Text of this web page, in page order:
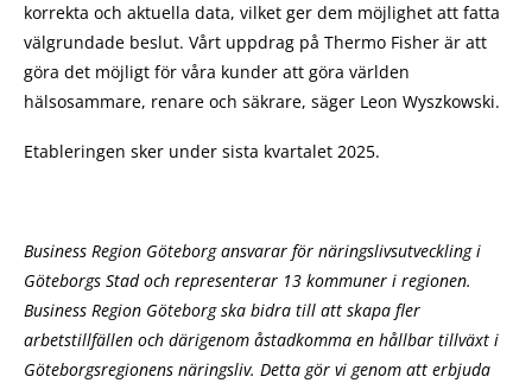
korrekta och aktuella data, vilket ger dem möjlighet att fatta
välgrundade beslut. Vårt uppdrag på Thermo Fisher är att
göra det möjligt för våra kunder att göra världen
hälsosammare, renare och säkrare, säger Leon Wyszkowski.
Etableringen sker under sista kvartalet 2025.
Business Region Göteborg ansvarar för näringslivsutveckling i
Göteborgs Stad och representerar 13 kommuner i regionen.
Business Region Göteborg ska bidra till att skapa fler
arbetstillfällen och därigenom åstadkomma en hållbar tillväxt i
Göteborgsregionens näringsliv. Detta gör vi genom att erbjuda